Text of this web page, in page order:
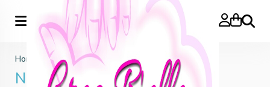
Zoeken
Home Blog> Nieuwsbericht 2
Nieuwsbericht 2